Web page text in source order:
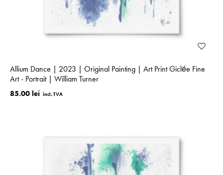
Allium Dance | 2023 | Original Painting | Art Print Giclée Fine
Art - Portrait | William Turner
85.00 lei